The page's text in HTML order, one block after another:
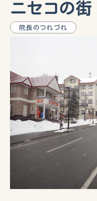
ニセコの街
院長のつれづれ